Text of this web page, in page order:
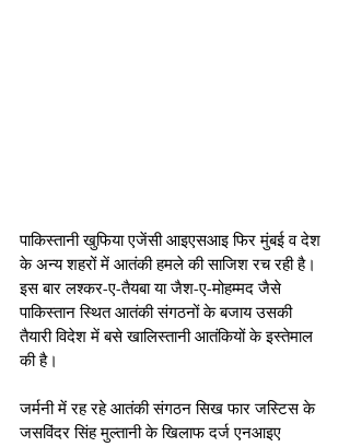
पाकिस्तानी खुफिया एजेंसी आइएसआइ फिर मुंबई व देश
के अन्य शहरों में आतंकी हमले की साजिश रच रही है।
इस बार लश्कर-ए-तैयबा या जैश-ए-मोहम्मद जैसे
पाकिस्तान स्थित आतंकी संगठनों के बजाय उसकी
तैयारी विदेश में बसे खालिस्तानी आतंकियों के इस्तेमाल
की है।
जर्मनी में रह रहे आतंकी संगठन सिख फार जस्टिस के
जसविंदर सिंह मुल्तानी के खिलाफ दर्ज एनआइए